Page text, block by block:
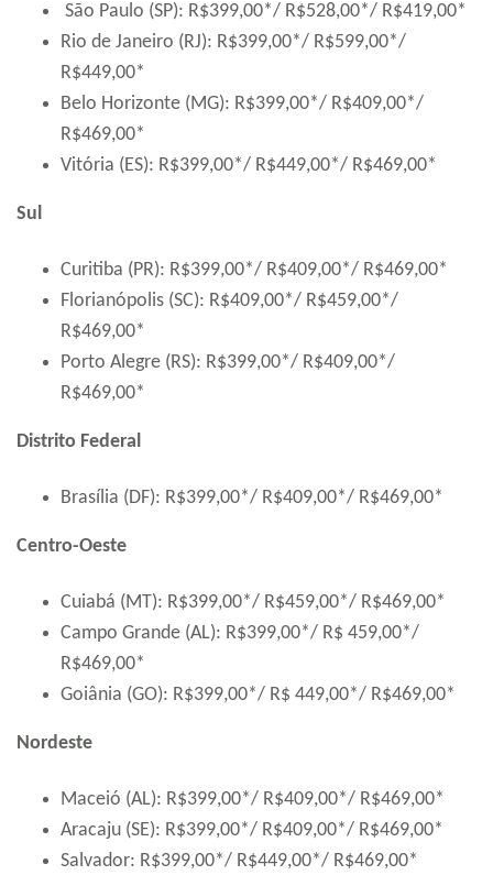
São Paulo (SP): R$399,00*/ R$528,00*/ R$419,00*
Rio de Janeiro (RJ): R$399,00*/ R$599,00*/
R$449,00*
Belo Horizonte (MG): R$399,00*/ R$409,00*/
R$469,00*
Vitória (ES): R$399,00*/ R$449,00*/ R$469,00*
Sul
Curitiba (PR): R$399,00*/ R$409,00*/ R$469,00*
Florianópolis (SC): R$409,00*/ R$459,00*/
R$469,00*
Porto Alegre (RS): R$399,00*/ R$409,00*/
R$469,00*
Distrito Federal
Brasília (DF): R$399,00*/ R$409,00*/ R$469,00*
Centro-Oeste
Cuiabá (MT): R$399,00*/ R$459,00*/ R$469,00*
Campo Grande (AL): R$399,00*/ R$ 459,00*/
R$469,00*
Goiânia (GO): R$399,00*/ R$ 449,00*/ R$469,00*
Nordeste
Maceió (AL): R$399,00*/ R$409,00*/ R$469,00*
Aracaju (SE): R$399,00*/ R$409,00*/ R$469,00*
Salvador: R$399,00*/ R$449,00*/ R$469,00*